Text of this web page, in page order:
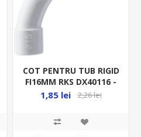
COT PENTRU TUB RIGID
FI16MM RKS DX40116 -
CURBA - RACORD RIGID
1,85 lei 2,26 lei